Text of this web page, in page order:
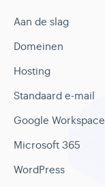
Aan de slag
Domeinen
Hosting
Standaard e-mail
Google Workspace
Microsoft 365
WordPress